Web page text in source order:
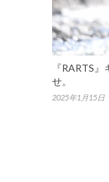
『RARTS
せ。
2025年1月15日